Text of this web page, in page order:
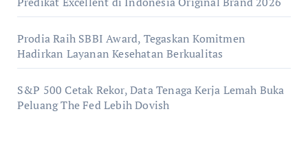
Prodia Raih SBBI Award, Tegaskan Komitmen
Hadirkan Layanan Kesehatan Berkualitas
S&P 500 Cetak Rekor, Data Tenaga Kerja Lemah Buka
Peluang The Fed Lebih Dovish